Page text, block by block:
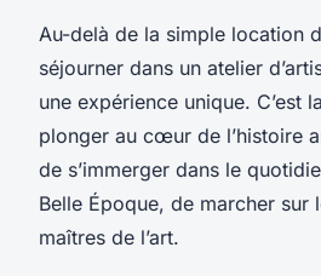
Au-delà de la simple location
séjourner dans un atelier
une expérience unique. C’est
plonger au cœur de l’histoire
de s’immerger dans le
Belle Époque, de marcher sur
maîtres de l’art.